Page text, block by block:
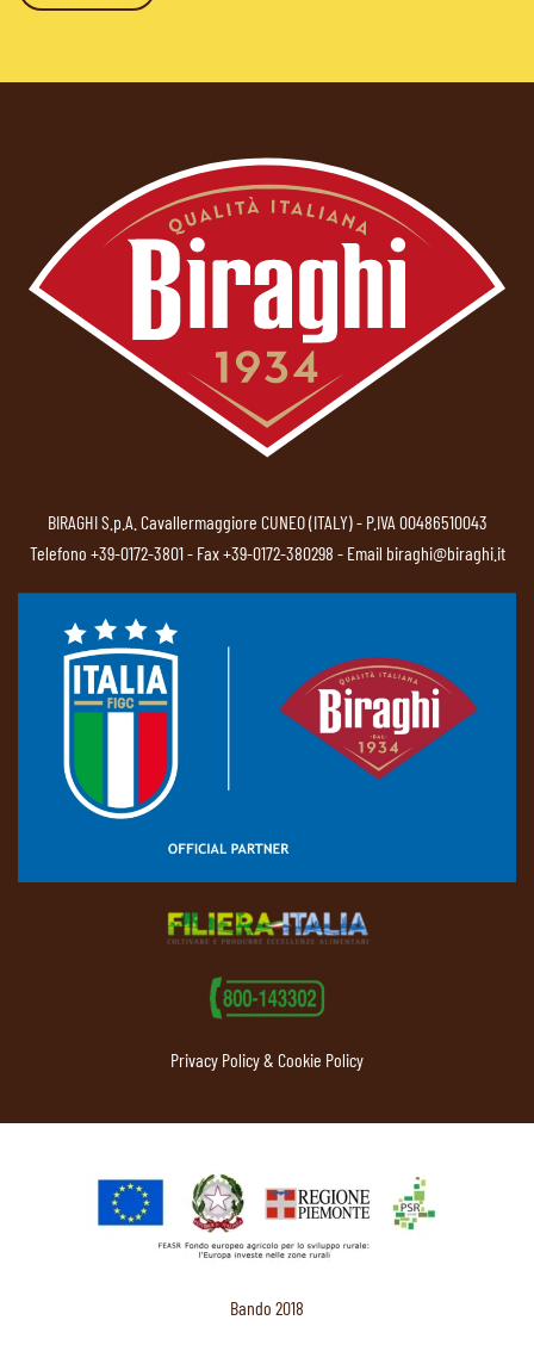
BIRAGHI S.p.A. Cavallermaggiore CUNEO (ITALY) - P.IVA 00486510043
Telefono +39-0172-3801- Fax +39-0172-380298 - Email biraghi@biraghi.it
Privacy Policy & Cookie Policy
Bando 2018